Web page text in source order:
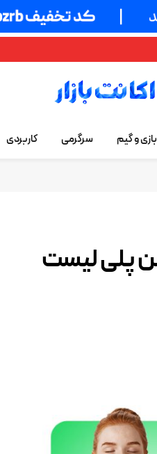
بازی و گیم سرگرمی کاربردی
پلی لیست